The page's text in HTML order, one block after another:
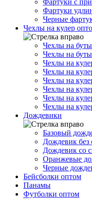
Фартуки с
Фартуки
Черные
Чехлы на кулер
Чехлы на
Чехлы на
Чехлы на
Чехлы на
Чехлы на
Чехлы на
Чехлы на
Чехлы на
Дождевики
Базовый
Дождевик без
Дождевик со
Оранжевые
Черные
Бейсболки оптом
Панамы
Футболки оптом